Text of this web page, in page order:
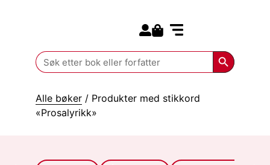
Search
for:
Search
Alle bøker / Produkter med stikkord
«Prosalyrikk»